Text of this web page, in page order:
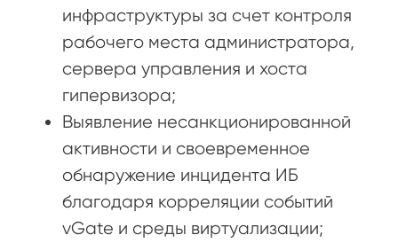
инфраструктуры за счет контроля
рабочего места администратора,
сервера управления и хоста
гипервизора;
Выявление несанкционированной
активности и своевременное
обнаружение инцидента ИБ
благодаря корреляции событий
vGate и среды виртуализации;